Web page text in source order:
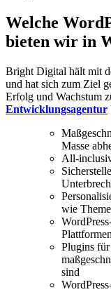
Welche
bieten wir in
Bright Digital hält mit
und hat sich zum Ziel
Erfolg und Wachstum
Entwicklungsagentur
Masse
All-
wie
Plattformen
Plugins
sind